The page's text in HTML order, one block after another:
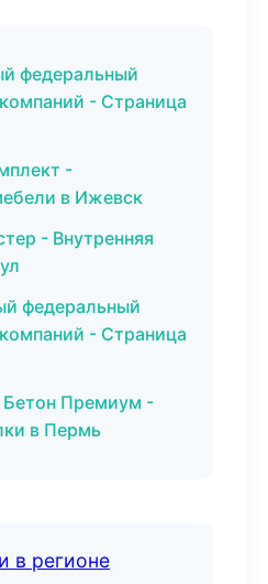
федеральный
- Страница
-
в Ижевск
- Внутренняя
федеральный
- Страница
Премиум -
в Пермь
в регионе